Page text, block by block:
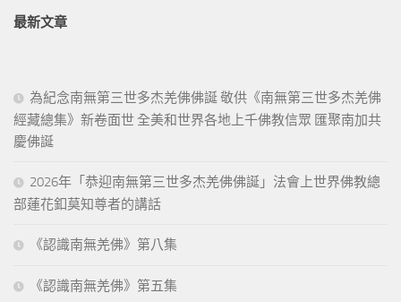
最新文章
為紀念南無第三世多杰羌佛佛誕 敬供《南無第三世多杰羌佛
經藏總集》新卷面世 全美和世界各地上千佛教信眾 匯聚南加共
慶佛誕
2026年「恭迎南無第三世多杰羌佛佛誕」法會上世界佛教總
部蓮花釦莫知尊者的講話
《認識南無羌佛》第八集
《認識南無羌佛》第五集